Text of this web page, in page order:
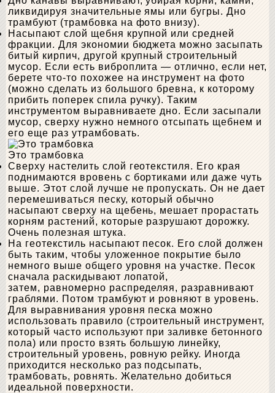
ликвидируя значительные ямы или бугры. Дно
трамбуют (трамбовка на фото внизу).
Насыпают слой щебня крупной или средней
фракции. Для экономии бюджета можно засыпать
битый кирпич, другой крупный строительный
мусор. Если есть виброплита — отлично, если нет,
берете что-то похожее на инструмент на фото
(можно сделать из большого бревна, к которому
прибить поперек спила ручку). Таким
инструментом выравниваете дно. Если засыпали
мусор, сверху нужно немного отсыпать щебнем и
его еще раз утрамбовать.
Это трамбовка
Сверху настелить слой геотекстиля. Его края
поднимаются вровень с бортиками или даже чуть
выше. Этот слой лучше не пропускать. Он не дает
перемешиваться песку, который обычно
насыпают сверху на щебень, мешает прорастать
корням растений, которые разрушают дорожку.
Очень полезная штука.
На геотекстиль насыпают песок. Его слой должен
быть таким, чтобы уложенное покрытие было
немного выше общего уровня на участке. Песок
сначала раскидывают лопатой,
затем, равномерно распределяя, разравнивают
граблями. Потом трамбуют и ровняют в уровень.
Для выравнивания уровня песка можно
использовать правило (строительный инструмент,
который часто используют при заливке бетонного
пола) или просто взять большую линейку,
строительный уровень, ровную рейку. Иногда
приходится несколько раз подсыпать,
трамбовать, ровнять. Желательно добиться
идеальной поверхности.